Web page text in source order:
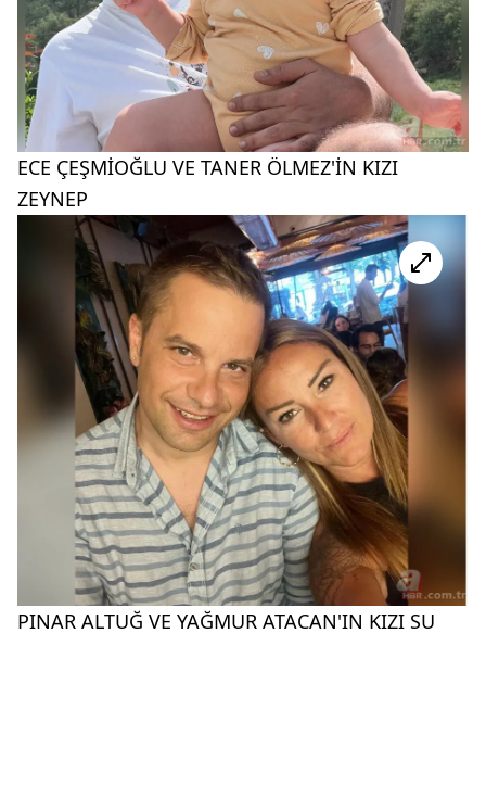
ECE ÇEŞMİOĞLU VE TANER ÖLMEZ'İN KIZI
ZEYNEP
PINAR ALTUĞ VE YAĞMUR ATACAN'IN KIZI SU